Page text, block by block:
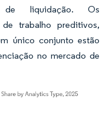
de liquidação. Os
trabalho preditivos,
único conjunto estão
no mercado de